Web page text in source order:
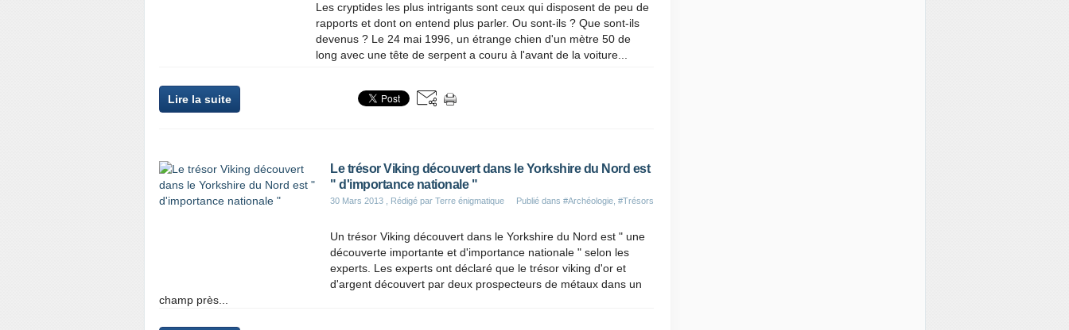
Les cryptides les plus intrigants sont ceux qui disposent de peu de
rapports et dont on entend plus parler. Ou sont-ils ? Que sont-ils
devenus ? Le 24 mai 1996, un étrange chien d'un mètre 50 de
long avec une tête de serpent a couru à l'avant de la voiture...
Lire la suite
Le trésor Viking découvert dans le Yorkshire du Nord est
" d'importance nationale "
30 Mars 2013 , Rédigé par Terre énigmatique Publié dans #Archéologie #Trésors
Un trésor Viking découvert dans le Yorkshire du Nord est " une
découverte importante et d'importance nationale " selon les
experts. Les experts ont déclaré que le trésor viking d'or et
d'argent découvert par deux prospecteurs de métaux dans un
champ près...